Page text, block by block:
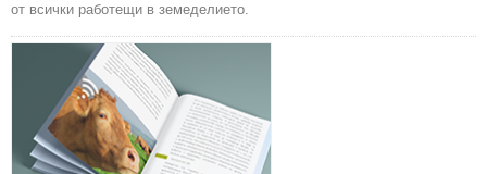
от всички работещи в земеделието.